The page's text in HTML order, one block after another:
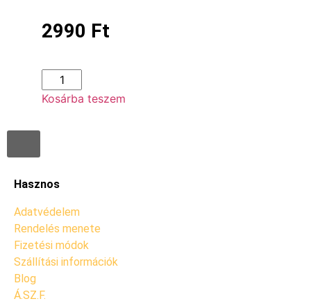
2990 Ft
Kosárba teszem
Hasznos
Adatvédelem
Rendelés menete
Fizetési módok
Szállítási információk
Blog
Á.SZ.F.